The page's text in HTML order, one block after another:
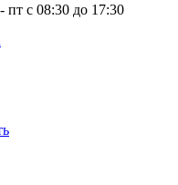
пт с 08:30 до 17:30